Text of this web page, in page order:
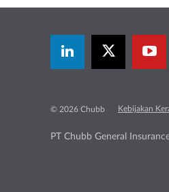
© 2026 Chubb Kebijakan
PT Chubb General